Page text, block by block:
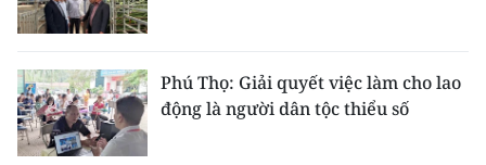
Phú Thọ: Giải quyết việc làm cho lao
động là người dân tộc thiểu số